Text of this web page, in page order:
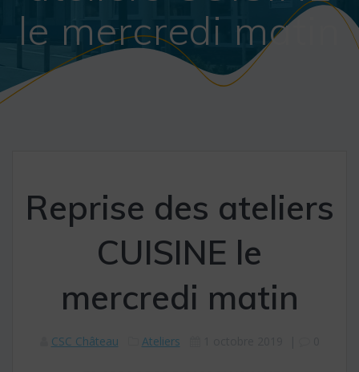
le mercredi matin
Reprise des ateliers
CUISINE le
mercredi matin
CSC Château Ateliers